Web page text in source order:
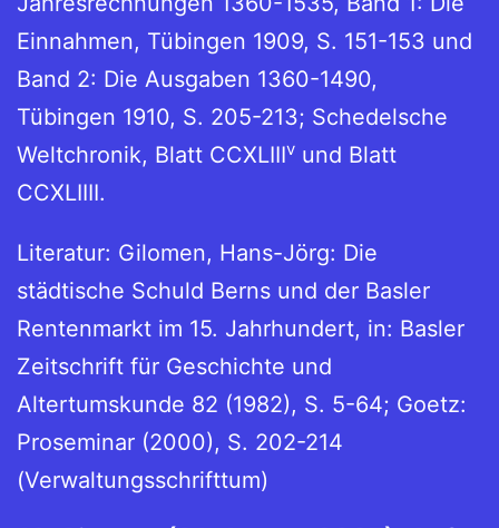
Einnahmen, Tübingen 1909, S. 151-153 und
Band 2: Die Ausgaben 1360-1490,
Tübingen 1910, S. 205-213; Schedelsche
Weltchronik, Blatt CCXLIIIv und Blatt
CCXLIIII.
Literatur: Gilomen, Hans-Jörg: Die
städtische Schuld Berns und der Basler
Rentenmarkt im 15. Jahrhundert, in: Basler
Zeitschrift für Geschichte und
Altertumskunde 82 (1982), S. 5-64; Goetz:
Proseminar (2000), S. 202-214
(Verwaltungsschrifttum)